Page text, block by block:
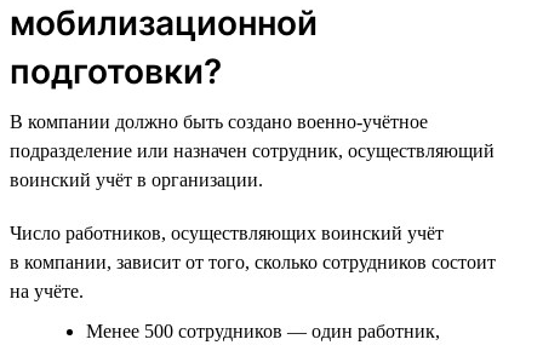
мобилизационной
подготовки?
В компании должно быть создано военно-учётное
подразделение или назначен сотрудник, осуществляющий
воинский учёт в организации.
Число работников, осуществляющих воинский учёт
в компании, зависит от того, сколько сотрудников состоит
на учёте.
Менее 500 сотрудников — один работник,